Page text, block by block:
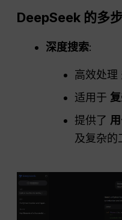
DeepSeek 的多
深度搜索:
高效处理
适用于
提供了
及复杂的